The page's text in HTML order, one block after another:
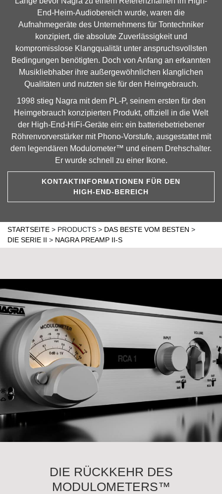
End-Heim-Audiobereich wurde, waren die
Aufnahmegeräte des Unternehmens für Tontechniker
konzipiert, die absolute Zuverlässigkeit und
kompromisslose Klangqualität unter anspruchsvollsten
Bedingungen benötigten. Doch von Anfang an erkannten
Musikliebhaber ihre außergewöhnlichen klanglichen
Qualitäten und nutzten sie für den Heimgebrauch.
1998 stieg Nagra mit dem PL-P, seinem ersten für den
Heimgebrauch konzipierten Produkt, offiziell in die Welt
der High-End-HiFi-Geräte ein: ein batteriebetriebener
Röhrenvorverstärker mit Phono-Vorstufe, ausgestattet mit
dem legendären Modulometer™ und einem Drehschalter.
Er wurde schnell zu einer Ikone.
KONTAKTINFORMATIONEN FÜR DEN
HIGH-END-BEREICH
STARTSEITE > PRODUCTS > DAS BESTE VOM BESTEN >
DIE SERIE II > NAGRA PREAMP II-S
DIE RÜCKKEHR DES
MODULOMETERS™